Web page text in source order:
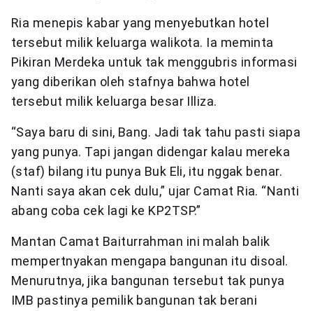
Ria menepis kabar yang menyebutkan hotel
tersebut milik keluarga walikota. Ia meminta
Pikiran Merdeka untuk tak menggubris informasi
yang diberikan oleh stafnya bahwa hotel
tersebut milik keluarga besar Illiza.
“Saya baru di sini, Bang. Jadi tak tahu pasti siapa
yang punya. Tapi jangan didengar kalau mereka
(staf) bilang itu punya Buk Eli, itu nggak benar.
Nanti saya akan cek dulu,” ujar Camat Ria. “Nanti
abang coba cek lagi ke KP2TSP.”
Mantan Camat Baiturrahman ini malah balik
mempertnyakan mengapa bangunan itu disoal.
Menurutnya, jika bangunan tersebut tak punya
IMB pastinya pemilik bangunan tak berani